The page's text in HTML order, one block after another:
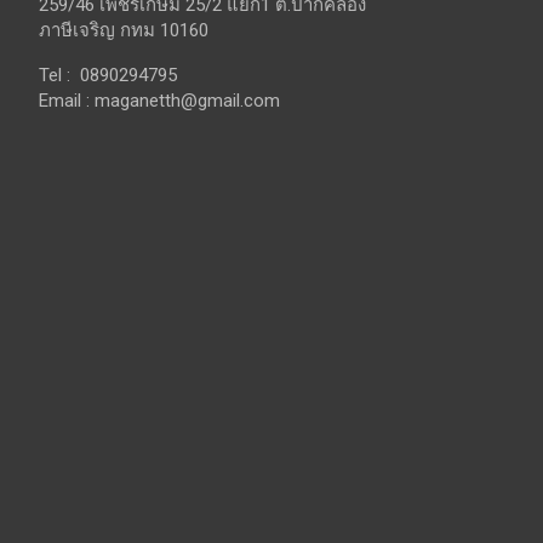
259/46 เพชรเกษม 25/2 แยก1 ต.ปากคลอง
ภาษีเจริญ กทม 10160
Tel : 0890294795
Email : maganetth@gmail.com